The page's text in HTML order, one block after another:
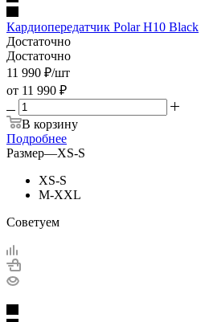
Кардиопередатчик Polar H10 Black
Достаточно
Достаточно
11 990 ₽/шт
от 11 990 ₽
В корзину
Подробнее
Размер—XS-S
XS-S
M-XXL
Советуем